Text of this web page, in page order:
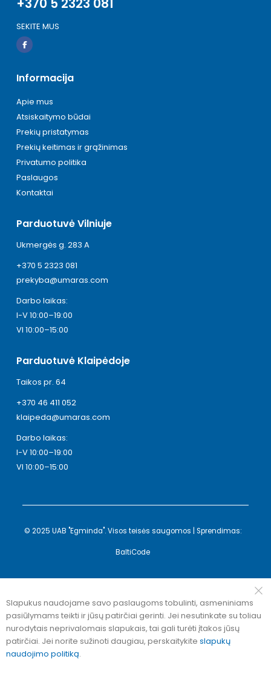
SEKITE MUS
Informacija
Apie mus
Atsiskaitymo būdai
Prekių pristatymas
Prekių keitimas ir grąžinimas
Privatumo politika
Paslaugos
Kontaktai
Parduotuvė Vilniuje
Ukmergės g. 283 A
+370 5 2323 081
prekyba@umaras.com
Darbo laikas:
I-V 10:00–19:00
VI 10:00–15:00
Parduotuvė Klaipėdoje
Taikos pr. 64
+370 46 411 052
klaipeda@umaras.com
Darbo laikas:
I-V 10:00–19:00
VI 10:00–15:00
© 2025 UAB "Egminda". Visos teisės saugomos | Sprendimas:
BaltiCode
Slapukus naudojame savo paslaugoms tobulinti, asmeniniams
pasiūlymams teikti ir jūsų patirčiai gerinti. Jei nesutinkate su toliau
nurodytais neprivalomais slapukais, tai gali turėti įtakos jūsų
patirčiai. Jei norite sužinoti daugiau, perskaitykite slapukų
naudojimo politiką.